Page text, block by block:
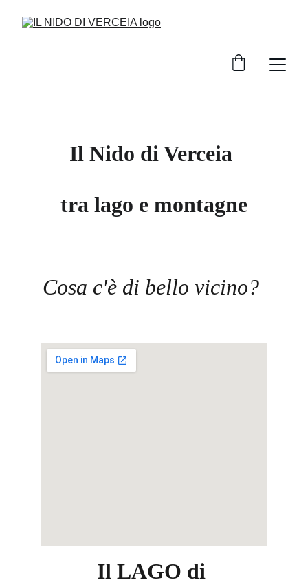
Il Nido di Verceia
tra lago e montagne
Il LAGO di
Cosa c'è di bello vicino?